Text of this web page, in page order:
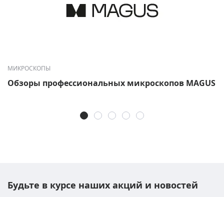
МИКРОСКОПЫ
Обзоры профессиональных микроскопов MAGUS
Будьте в курсе наших акций и новостей